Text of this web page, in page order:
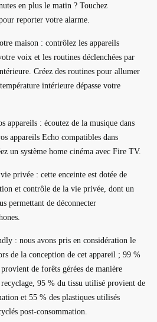
en plus le matin ? Touchez
reporter votre alarme.
maison : contrôlez les appareils
voix et les routines déclenchées par
Créez des routines pour allumer
intérieure dépasse votre
appareils : écoutez de la musique dans
appareils Echo compatibles dans
un système home cinéma avec Fire TV.
privée : cette enceinte est dotée de
et contrôle de la vie privée, dont un
permettant de déconnecter
: nous avons pris en considération le
de la conception de cet appareil ; 99 %
de forêts gérées de manière
95 % du tissu utilisé provient de
et 55 % des plastiques utilisés
post-consommation.